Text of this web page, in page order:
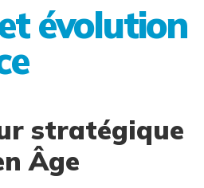
évolution
stratégique
Âge